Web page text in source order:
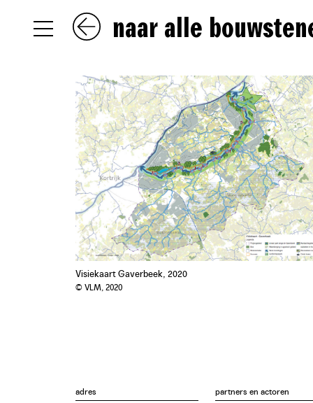
naar alle
Visiekaart Gaverbeek, 2020
© VLM, 2020
adres
partners en actoren